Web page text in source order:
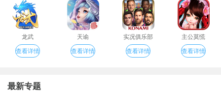
龙武
查看详情
天谕
查看详情
实况俱乐部
查看详情
主公莫慌
查看详情
最新专题